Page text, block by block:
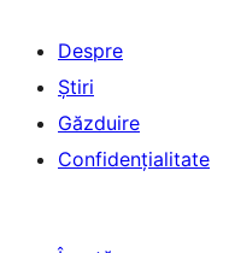
Despre
Știri
Găzduire
Confidențialitate